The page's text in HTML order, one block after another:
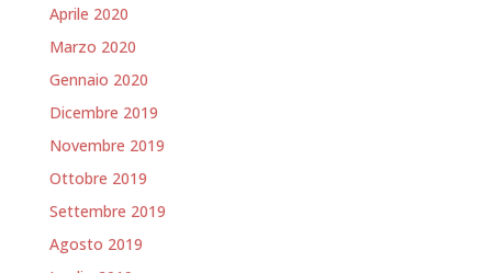
Aprile 2020
Marzo 2020
Gennaio 2020
Dicembre 2019
Novembre 2019
Ottobre 2019
Settembre 2019
Agosto 2019